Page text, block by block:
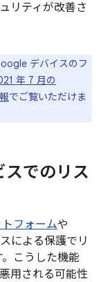
リティが改善さ
デバイスのフ
年 7 月の
でご覧いただけま
でのリス
フォームや
による保護でリ
こうした機能
用される可能性